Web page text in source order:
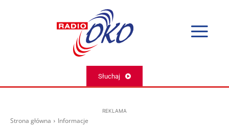
Słuchaj
REKLAMA
Strona główna Informacje